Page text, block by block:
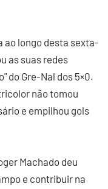
ao longo desta sexta-
as suas redes
do Gre-Nal dos 5×0.
não tomou
e empilhou gols
Machado deu
e contribuir na